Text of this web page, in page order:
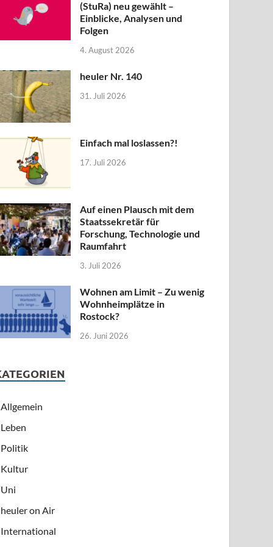
(StuRa) neu gewählt –
Einblicke, Analysen und
Folgen
4. August 2026
heuler Nr. 140
31. Juli 2026
Einfach mal loslassen?!
17. Juli 2026
Auf einen Plausch mit dem
Staatssekretär für
Forschung, Technologie und
Raumfahrt
3. Juli 2026
Wohnen am Limit – Zu wenig
Wohnheimplätze in
Rostock?
26. Juni 2026
Allgemein
Leben
Politik
Kultur
Uni
heuler on Air
International